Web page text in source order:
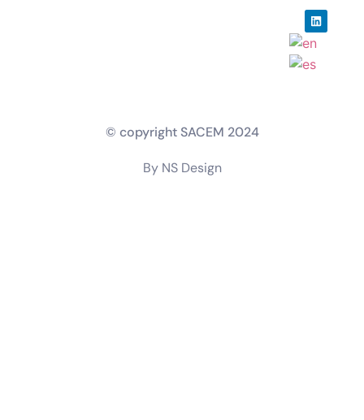
© copyright SACEM 2024
By NS Design